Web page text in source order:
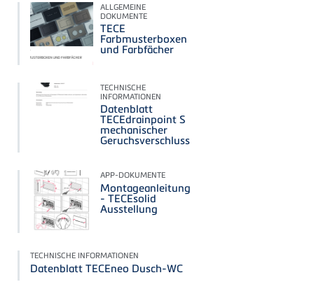
ALLGEMEINE
DOKUMENTE
TECE
Farbmusterboxen
und Farbfächer
TECHNISCHE
INFORMATIONEN
Datenblatt
TECEdrainpoint S
mechanischer
Geruchsverschluss
APP-DOKUMENTE
Montageanleitung
- TECEsolid
Ausstellung
TECHNISCHE INFORMATIONEN
Datenblatt TECEneo Dusch-WC